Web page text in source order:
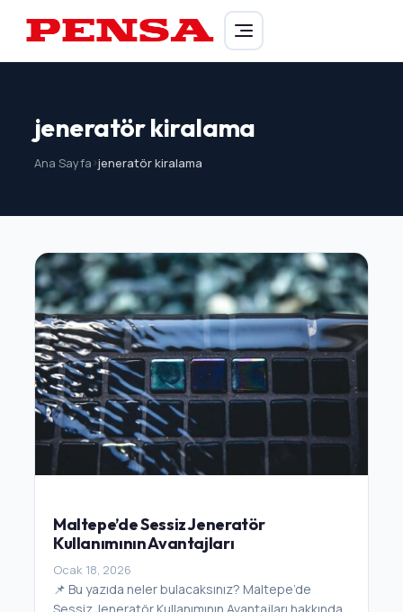
PENSA Generator
jeneratör kiralama
Ana Sayfa>jeneratör kiralama
Maltepe’de Sessiz Jeneratör
Kullanımının Avantajları
Ocak 18, 2026
📌 Bu yazıda neler bulacaksınız? Maltepe’de
Sessiz Jeneratör Kullanımının Avantajları hakkında